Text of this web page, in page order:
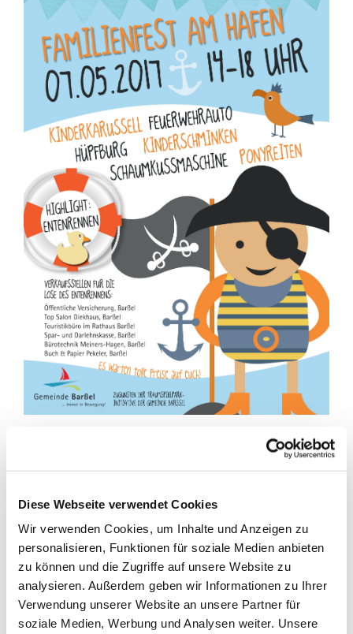
Diese Webseite verwendet Cookies
Wir verwenden Cookies, um Inhalte und Anzeigen zu
personalisieren, Funktionen für soziale Medien anbieten
zu können und die Zugriffe auf unsere Website zu
analysieren. Außerdem geben wir Informationen zu Ihrer
Verwendung unserer Website an unsere Partner für
soziale Medien, Werbung und Analysen weiter. Unsere
grösseres
, von 14:00 bis
Das
FAMILIENFEST AM HAFEN